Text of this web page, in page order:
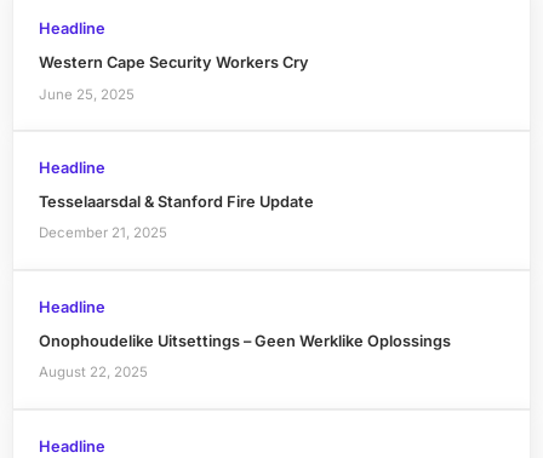
Headline
Western Cape Security Workers Cry
June 25, 2025
Headline
Tesselaarsdal & Stanford Fire Update
December 21, 2025
Headline
Onophoudelike Uitsettings – Geen Werklike Oplossings
August 22, 2025
Headline